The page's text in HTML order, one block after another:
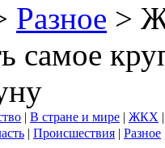
Разное >
самое
| В стране и мире | ЖКХ
| Происшествия | Разное